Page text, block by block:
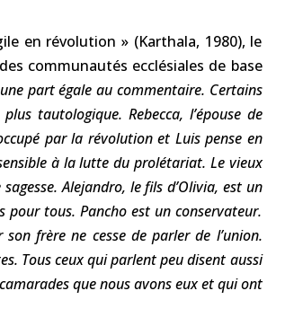
en révolution » (Karthala, 1980), le
communautés ecclésiales de base
part égale au commentaire. Certains
tautologique. Rebecca, l’épouse de
par la révolution et Luis pense en
à la lutte du prolétariat. Le vieux
Alejandro, le fils d’Olivia, est un
pour tous. Pancho est un conservateur.
frère ne cesse de parler de l’union.
Tous ceux qui parlent peu disent aussi
que nous avons eux et qui ont